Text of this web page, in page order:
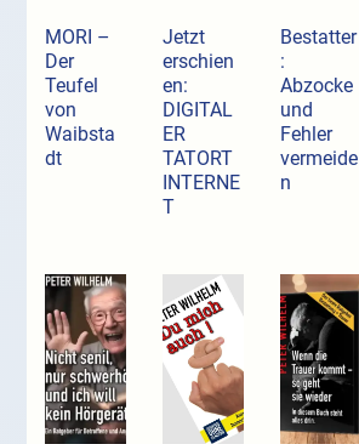
MORI –
Der
Teufel
von
Waibsta
dt
Jetzt
erschien
en:
DIGITAL
ER
TATORT
INTERNE
T
Bestatter
:
Abzocke
und
Fehler
vermeide
n